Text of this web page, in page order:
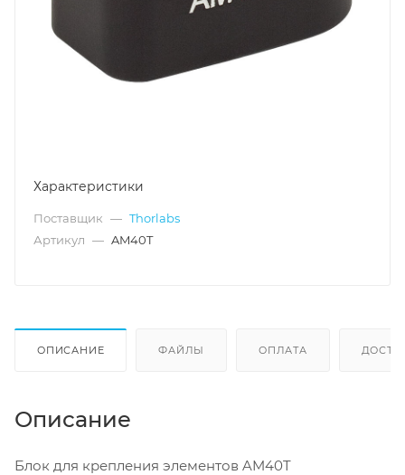
Характеристики
Поставщик — Thorlabs
Артикул — AM40T
ОПИСАНИЕ ФАЙЛЫ ОПЛАТА
Описание
Блок для крепления элементов AM40T